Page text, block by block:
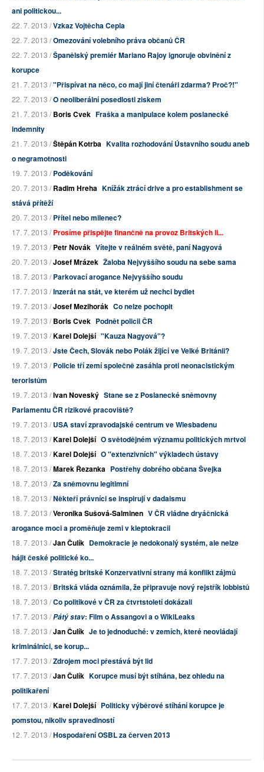
ani politickou...
22. 7. 2013 /Vzkaz Vojtěcha Cepla
22. 7. 2013 /Omezování volebního práva občanů ČR
22. 7. 2013 /Španělský premiér Mariano Rajoy ignoruje obvinění z
korupce
21. 7. 2013 /"Přispívat na něco, co mají jiní čtenáři zdarma? Proč?!"
22. 7. 2013 /O neoliberální posedlosti ziskem
21. 7. 2013 /Boris Cvek Fraška a manipulace kolem poslanecké
indemnity
21. 7. 2013 /Štěpán Kotrba Kvalita rozhodování Ústavního soudu aneb
o negramotnosti
19. 7. 2013 /Poděkování
20. 7. 2013 /Radim Hreha Knížák ztrácí drive a pro establishment se
stává přítěží
20. 7. 2013 /Přítel nebo milenec?
17. 7. 2013 /Prosíme přispějte finančně na provoz Britských li...
19. 7. 2013 /Petr Novák Vítejte v reálném světě, paní Nagyová
20. 7. 2013 /Josef Mrázek Žaloba Nejvyššího soudu na sebe sama
18. 7. 2013 /Parkovací arogance Nejvyššího soudu
17. 7. 2013 /Inzerát na stát, ve kterém už nechci bydlet
19. 7. 2013 /Josef Mezihorák Co nelze pochopit
19. 7. 2013 /Boris Cvek Podnět policii ČR
19. 7. 2013 /Karel Dolejší "Kauza Nagyová"?
19. 7. 2013 /Jste Čech, Slovák nebo Polák žijící ve Velké Británii?
19. 7. 2013 /Policie tří zemí společně zasáhla proti neonacistickým
teroristům
19. 7. 2013 /Ivan Noveský Stane se z Poslanecké sněmovny
Parlamentu ČR rizikové pracoviště?
19. 7. 2013 /USA staví zpravodajské centrum ve Wiesbadenu
18. 7. 2013 /Karel Dolejší O světodějném významu politických mrtvol
18. 7. 2013 /Karel Dolejší O "extenzivních" výkladech ústavy
18. 7. 2013 /Marek Řezanka Postřehy dobrého občana Švejka
18. 7. 2013 /Za sněmovnu legitimní
18. 7. 2013 /Někteří právníci se inspirují v dadaismu
18. 7. 2013 /Veronika Sušová-Salminen V ČR vládne dryáčnická
arogance moci a proměňuje zemi v kleptokracii
18. 7. 2013 /Jan Čulík Demokracie je nedokonalý systém, ale nelze
hájit české politické ko...
18. 7. 2013 /Stratég britské Konzervativní strany má konflikt zájmů
18. 7. 2013 /Britská vláda oznámila, že připravuje nový rejstřík lobbistů
18. 7. 2013 /Co politikové v ČR za čtvrtstoletí dokázali
17. 7. 2013 /Pátý stav: Film o Assangovi a o WikiLeaks
18. 7. 2013 /Jan Čulík Je to jednoduché: v zemích, které neovládají
kriminálníci, se korup...
17. 7. 2013 /Zdrojem moci přestává být lid
17. 7. 2013 /Jan Čulík Korupce musí být stíhána, bez ohledu na
politikaření
17. 7. 2013 /Karel Dolejší Politicky výběrové stíhání korupce je
pomstou, nikoliv spravedlností
12. 7. 2013 /Hospodaření OSBL za červen 2013